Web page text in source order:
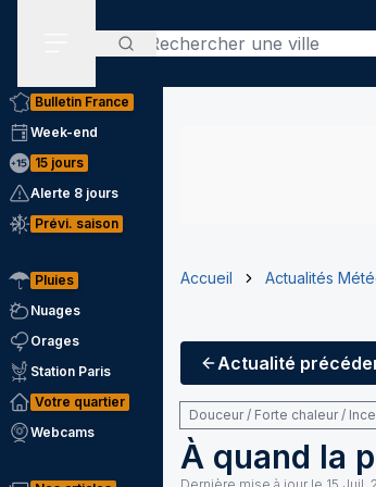
Rechercher
Bulletin France
Week-end
15 jours
Alerte 8 jours
Prévi. saison
Pluies
Nuages
Orages
Station Paris
Votre quartier
Webcams
Accueil Actualités
Actualité
Douceur / Forte chaleur /
À quand la